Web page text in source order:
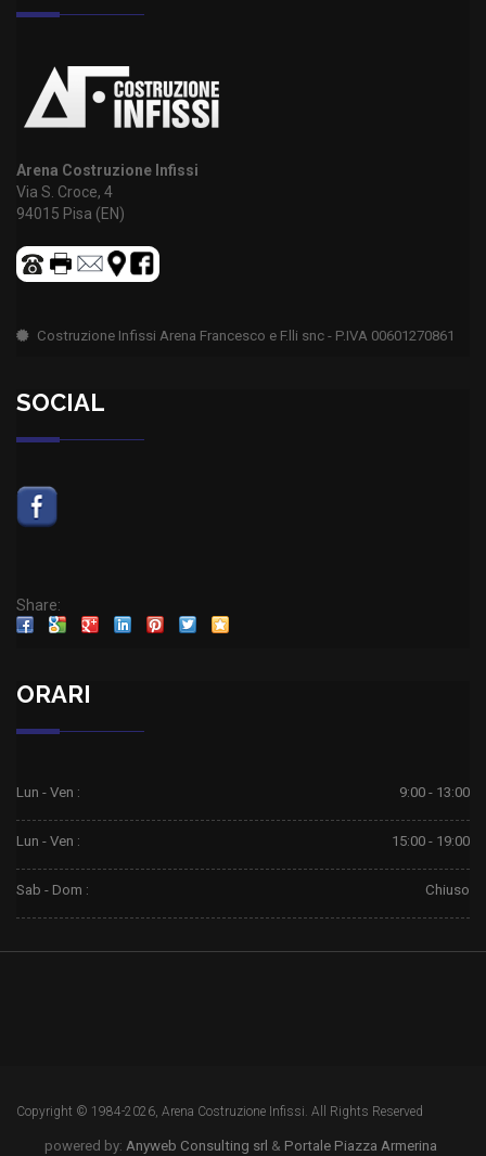
Arena Costruzione Infissi
Via S. Croce, 4
94015 Pisa (EN)
Costruzione Infissi Arena Francesco e F.lli snc - P.IVA 00601270861
SOCIAL
Share:
ORARI
Lun - Ven : 9:00 - 13:00
Lun - Ven : 15:00 - 19:00
Sab - Dom : Chiuso
Copyright © 1984-2026, Arena Costruzione Infissi. All Rights Reserved
powered by: Anyweb Consulting srl & Portale Piazza Armerina